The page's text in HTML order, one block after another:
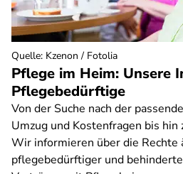
Pflege im Heim: Unsere
Pflegebedürftige
Von der Suche nach der
Umzug und Kostenfragen bis
Wir informieren über die Rechte
pflegebedürftiger und
Quelle: Kzenon / Fotolia